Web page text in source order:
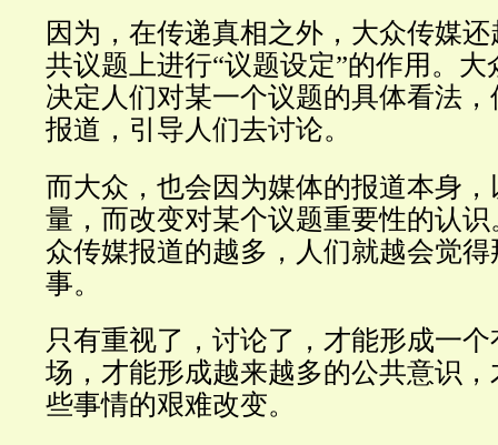
因为，在传递真相之外，大众传媒
共议题上进行“议题设定”的作用。
决定人们对某一个议题的具体看法
报道，引导人们去讨论。
而大众，也会因为媒体的报道本身
量，而改变对某个议题重要性的认
众传媒报道的越多，人们就越会觉
事。
只有重视了，讨论了，才能形成一
场，才能形成越来越多的公共意识
些事情的艰难改变。